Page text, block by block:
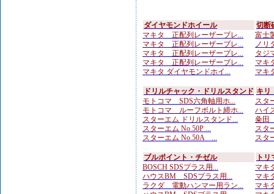
ダイヤモンドホイール
マキタ 正配列レーザーブレ...
マキタ 正配列レーザーブレ...
マキタ 正配列レーザーブレ...
マキタ 正配列レーザーブレ...
マキタ ダイヤモンドホイ...
切断
富士
ノリ
タジ
マキ
マキ
ドリルチャック・ドリルスタンド
モトコマ SDS六角軸用ホ...
モトコマ ルーフボルト締ホ...
スターエム ドリルスタンド...
スターエム No.50P ...
スターエム No.50A ...
キリ
スタ
ハイ
粂田
スタ
スタ
ブルポイント・チゼル
BOSCH SDSプラス用...
ハウスBM SDSプラス用...
ラクダ 電動ハンマー用ラン...
ト
マキ
マキ
マキ